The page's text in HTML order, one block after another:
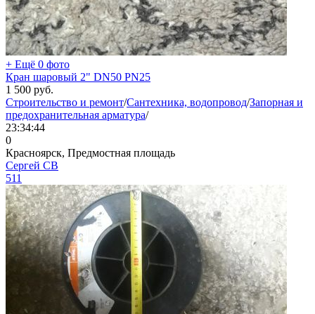
+ Ещё 0 фото
Кран шаровый 2" DN50 PN25
1 500 руб.
Строительство и ремонт/Сантехника, водопровод/Запорная и
предохранительная арматура/
23:34:44
0
Красноярск, Предмостная площадь
Сергей СВ
511